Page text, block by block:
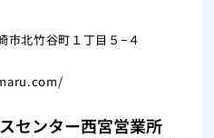
市北竹谷町１丁目５−４
センター西宮営業所